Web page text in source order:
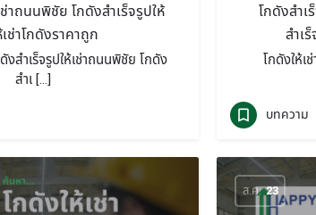
าถนนพิชัย โกดังสำเร็จรูปให้
เช่าโกดังราคาถูก
งสำเร็จรูปให้เช่าถนนพิชัย โกดัง
สำเ […]
โกดังสำ
สำเ
โกดังให้เ
บทความ
ส.ค. 23